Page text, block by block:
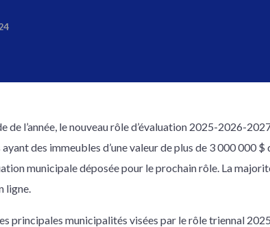
de l’année, le nouveau rôle d’évaluation 2025-2026-
des immeubles d’une valeur de plus de 3 000 000
municipale déposée pour le prochain rôle. La
ligne.
principales municipalités visées par le rôle triennal